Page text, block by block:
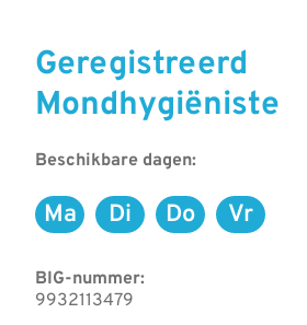
Geregistreerd
Mondhygiëniste
Beschikbare dagen:
Maandag
Ma Dinsdag
Di Donderdag
Do Vrijdag
Vr
BIG-nummer:
9932113479